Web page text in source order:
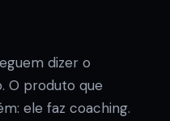
dizer o
O produto que
ele faz coaching.